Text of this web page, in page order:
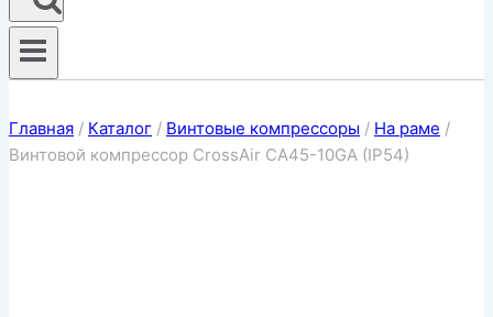
Главная / Каталог / Винтовые компрессоры / На раме /
Винтовой компрессор CrossAir CA45-10GA (IP54)